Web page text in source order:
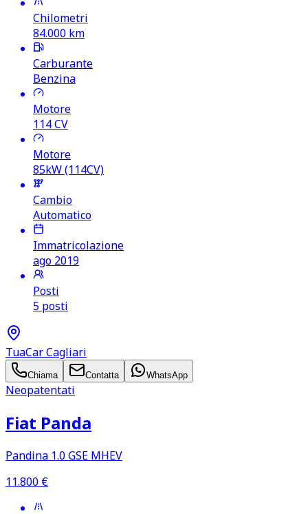
Chilometri
84.000 km
Carburante
Benzina
Motore
114CV
Motore
85kW (114CV)
Cambio
Automatico
Immatricolazione
ago 2019
Posti
5 posti
TuaCar Cagliari
Chiama Contatta WhatsApp
Neopatentati
Fiat Panda
Pandina 1.0 GSE MHEV
11.800 €